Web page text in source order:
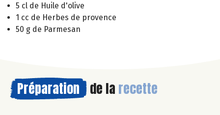
5 cl de Huile d'olive
1 cc de Herbes de provence
50 g de Parmesan
Préparation de la recette